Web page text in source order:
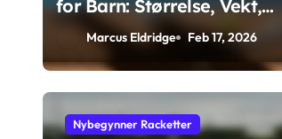
for Barn: Størrelse, Vekt,
Sikkerhet
Marcus Eldridge Feb 17, 2026
Nybegynner Racketter